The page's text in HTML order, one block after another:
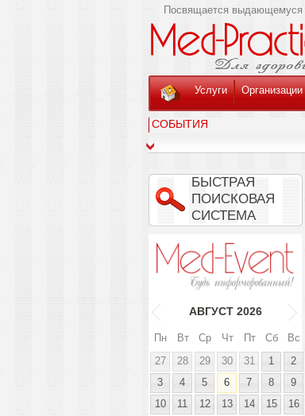
Посвящается выдающемуся
Услуги Организации
СОБЫТИЯ
БЫСТРАЯ
ПОИСКОВАЯ
СИСТЕМА
АВГУСТ 2026
Пн Вт Ср Чт Пт Сб
Вс
27
28 29 30 31 1
2
3
4 5 6 7 8
9
10
11 12 13 14 15
16